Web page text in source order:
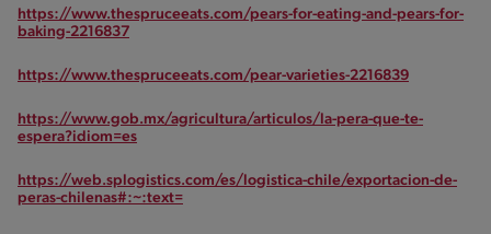
https://www.thespruceeats.com/pears-for-eating-and-pears-for-
baking-2216837
https://www.thespruceeats.com/pear-varieties-2216839
https://www.gob.mx/agricultura/articulos/la-pera-que-te-
espera?idiom=es
https://web.splogistics.com/es/logistica-chile/exportacion-de-
peras-chilenas#:~:text=